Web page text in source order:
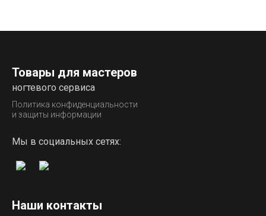
Товары для мастеров
ногтевого сервиса
Политика конфиденциальности
и защиты информации
Мы в социальных сетях:
Наши контакты